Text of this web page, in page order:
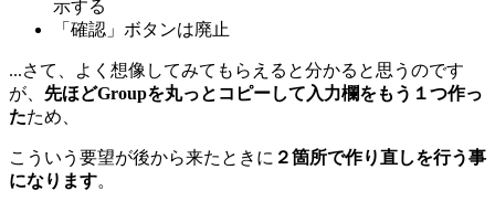
示する
「確認」ボタンは廃止
...さて、よく想像してみてもらえると分かると思うのです
が、 先ほどGroupを丸っとコピーして入力欄をもう１つ作っ
たため、
こういう要望が後から来たときに ２箇所で作り直しを行う事
になります。